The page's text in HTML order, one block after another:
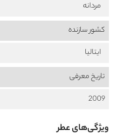
مردانه
کشور سازنده
ایتالیا
تاریخ معرفی
2009
ویژگی‌های عطر